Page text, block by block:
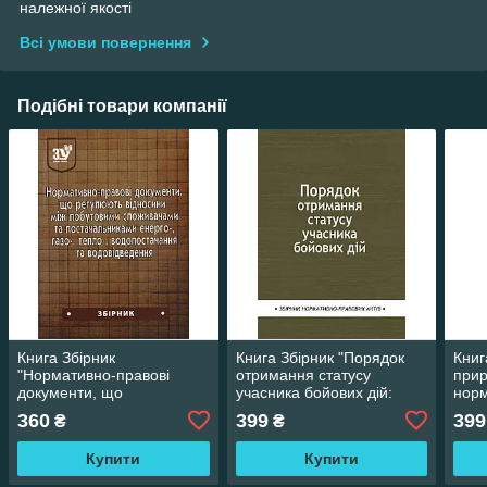
належної якості
Всі умови повернення
Подібні товари компанії
Книга Збірник
"Нормативно-правові
документи, що
регламентують відносини
між побутовими
споживачами"
360 ₴
Купити
Книга Збірник "Порядок
отримання статусу
учасника бойових дій:
правових актів"
399₴
Купити
399